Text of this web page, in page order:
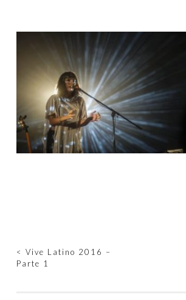
Navegación
de
< Vive Latino 2016 –
Parte 1